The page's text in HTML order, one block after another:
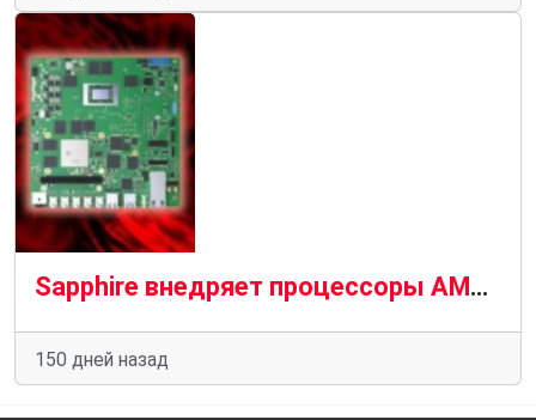
Sapphire внедряет процессоры AMD Ryzen AI Embedded P100 в новые решения для edge-AI
150 дней назад